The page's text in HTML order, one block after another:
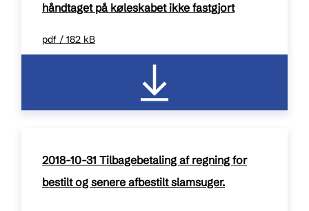
håndtaget på køleskabet ikke fastgjort
pdf / 182 kB
2018-10-31 Tilbagebetaling af regning for
bestilt og senere afbestilt slamsuger.